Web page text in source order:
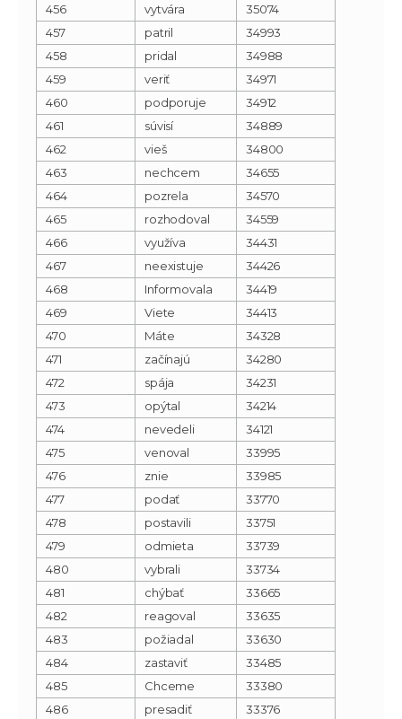
456
vytvára
35074
457
patril
34993
458
pridal
34988
459
veriť
34971
460
podporuje
34912
461
súvisí
34889
462
vieš
34800
463
nechcem
34655
464
pozrela
34570
465
rozhodoval
34559
466
využíva
34431
467
neexistuje
34426
468
Informovala
34419
469
Viete
34413
470
Máte
34328
471
začínajú
34280
472
spája
34231
473
opýtal
34214
474
nevedeli
34121
475
venoval
33995
476
znie
33985
477
podať
33770
478
postavili
33751
479
odmieta
33739
480
vybrali
33734
481
chýbať
33665
482
reagoval
33635
483
požiadal
33630
484
zastaviť
33485
485
Chceme
33380
486
presadiť
33376